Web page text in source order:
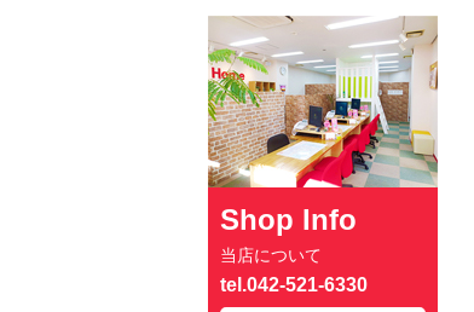
Shop Info
当店について
tel.042-521-6330